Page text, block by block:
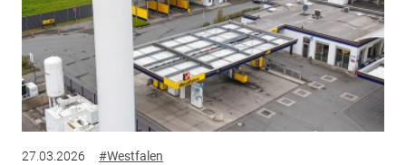
27.03.2026 #Westfalen